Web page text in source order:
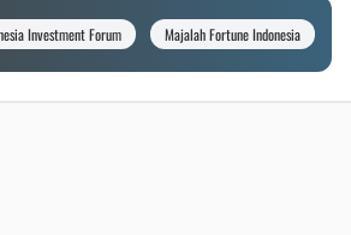
Investment Forum Majalah Fortune Indonesia